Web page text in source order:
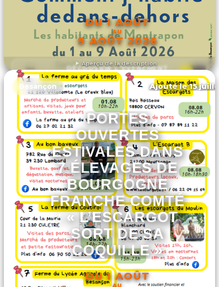
Aperçu de la description
DU 1 AOÛT
AU
9 AOÛT 2026
DÉCOUVRIR L'ÉVÉNEMENT
Besançon Ajouté le 15
PORTES
OUVERTES
ESTIVALES DANS
7 ÉLEVAGES DE
BOURGOGNE
FRANCHE COMTÉ
: « L’ESCARGOT
SORT DE SA
COQUILLE »
DU 1 AOÛT
AU